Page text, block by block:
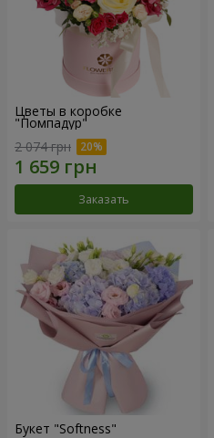
Цветы в коробке
"Помпадур"
2 074 грн
Заказать
Букет "Softness"